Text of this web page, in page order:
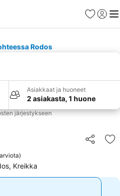
Suosikit
Rodos
Asiakkaat ja huoneet
2 asiakasta, 1 huone
järjestykseen
Jaa
)
Kreikka